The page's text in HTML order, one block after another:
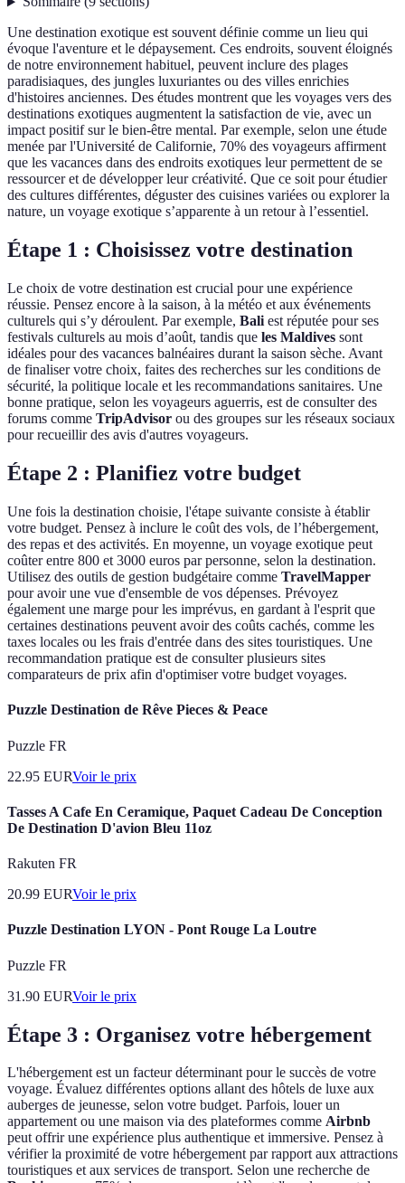
Une destination exotique est souvent définie comme un lieu qui
évoque l'aventure et le dépaysement. Ces endroits, souvent éloignés
de notre environnement habituel, peuvent inclure des plages
paradisiaques, des jungles luxuriantes ou des villes enrichies
d'histoires anciennes. Des études montrent que les voyages vers des
destinations exotiques augmentent la satisfaction de vie, avec un
impact positif sur le bien-être mental. Par exemple, selon une étude
menée par l'Université de Californie, 70% des voyageurs affirment
que les vacances dans des endroits exotiques leur permettent de se
ressourcer et de développer leur créativité. Que ce soit pour étudier
des cultures différentes, déguster des cuisines variées ou explorer la
nature, un voyage exotique s’apparente à un retour à l’essentiel.
Étape 1 : Choisissez votre destination
Le choix de votre destination est crucial pour une expérience
réussie. Pensez encore à la saison, à la météo et aux événements
culturels qui s’y déroulent. Par exemple, Bali est réputée pour ses
festivals culturels au mois d’août, tandis que les Maldives sont
idéales pour des vacances balnéaires durant la saison sèche. Avant
de finaliser votre choix, faites des recherches sur les conditions de
sécurité, la politique locale et les recommandations sanitaires. Une
bonne pratique, selon les voyageurs aguerris, est de consulter des
forums comme TripAdvisor ou des groupes sur les réseaux sociaux
pour recueillir des avis d'autres voyageurs.
Étape 2 : Planifiez votre budget
Une fois la destination choisie, l'étape suivante consiste à établir
votre budget. Pensez à inclure le coût des vols, de l’hébergement,
des repas et des activités. En moyenne, un voyage exotique peut
coûter entre 800 et 3000 euros par personne, selon la destination.
Utilisez des outils de gestion budgétaire comme TravelMapper
pour avoir une vue d'ensemble de vos dépenses. Prévoyez
également une marge pour les imprévus, en gardant à l'esprit que
certaines destinations peuvent avoir des coûts cachés, comme les
taxes locales ou les frais d'entrée dans des sites touristiques. Une
recommandation pratique est de consulter plusieurs sites
comparateurs de prix afin d'optimiser votre budget voyages.
Puzzle Destination de Rêve Pieces & Peace
Puzzle FR
22.95 EURVoir le prix
Tasses A Cafe En Ceramique, Paquet Cadeau De Conception
De Destination D'avion Bleu 11oz
Rakuten FR
20.99 EURVoir le prix
Puzzle Destination LYON - Pont Rouge La Loutre
Puzzle FR
31.90 EURVoir le prix
Étape 3 : Organisez votre hébergement
L'hébergement est un facteur déterminant pour le succès de votre
voyage. Évaluez différentes options allant des hôtels de luxe aux
auberges de jeunesse, selon votre budget. Parfois, louer un
appartement ou une maison via des plateformes comme Airbnb
peut offrir une expérience plus authentique et immersive. Pensez à
vérifier la proximité de votre hébergement par rapport aux attractions
touristiques et aux services de transport. Selon une recherche de